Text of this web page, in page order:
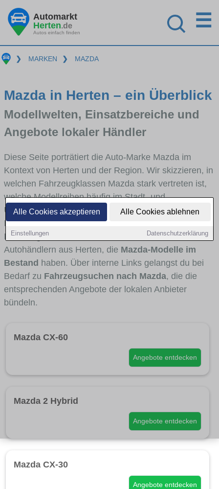
Alle Cookies akzeptieren Alle Cookies ablehnen
Einstellungen Datenschutzerklärung
Automarkt
Herten.de
Autos einfach finden
☰
❯ MARKEN ❯ MAZDA
Mazda in Herten – ein Überblick
Modellwelten, Einsatzbereiche und
Angebote lokaler Händler
Diese Seite porträtiert die Auto-Marke Mazda im
Kontext von Herten und der Region. Wir skizzieren, in
welchen Fahrzeugklassen Mazda stark vertreten ist,
welche Modellreihen häufig im Stadt- und
Umlandverkehr zu sehen sind und für welche
Fahrertypen die Marke interessant ist. Viele
Fahrzeuge stammen von Autohäusern und
Autohändlern aus Herten, die Mazda-Modelle im
Bestand haben. Über interne Links gelangst du bei
Bedarf zu Fahrzeugsuchen nach Mazda, die die
entsprechenden Angebote der lokalen Anbieter
bündeln.
Mazda CX-60
Angebote entdecken
Mazda 2 Hybrid
Angebote entdecken
Mazda CX-30
Angebote entdecken